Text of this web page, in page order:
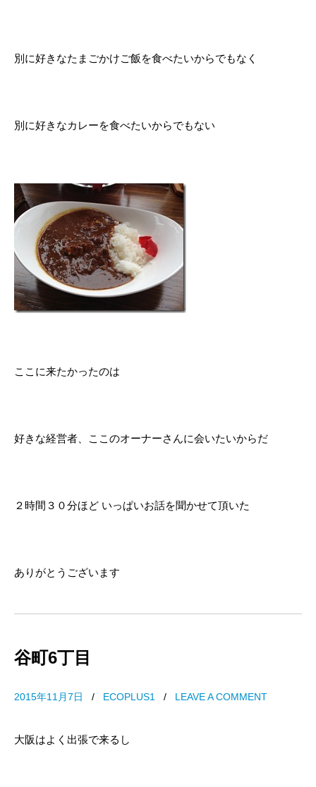
別に好きなたまごかけご飯を食べたいからでもなく
別に好きなカレーを食べたいからでもない
ここに来たかったのは
好きな経営者、ここのオーナーさんに会いたいからだ
２時間３０分ほど いっぱいお話を聞かせて頂いた
ありがとうございます
谷町6丁目
2015年11月7日 / ECOPLUS1 / LEAVE A COMMENT
大阪はよく出張で来るし